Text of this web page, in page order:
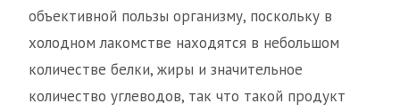
объективной пользы организму, поскольку в
холодном лакомстве находятся в небольшом
количестве белки, жиры и значительное
количество углеводов, так что такой продукт